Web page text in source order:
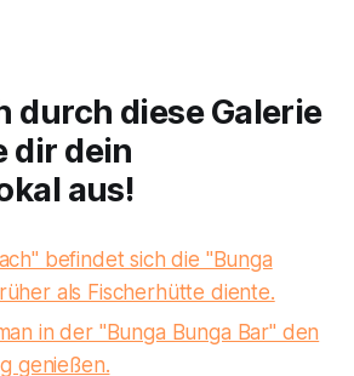
durch diese Galerie
dir dein
aus!